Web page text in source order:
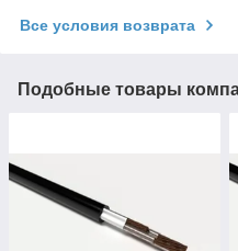
Все условия возврата
Подобные товары